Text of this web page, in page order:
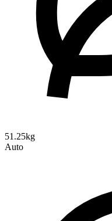
51.25kg
Auto